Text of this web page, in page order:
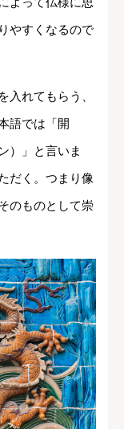
やすくなるので
入れてもらう、
語では「開
）」と言いま
だく。つまり像
のものとして崇